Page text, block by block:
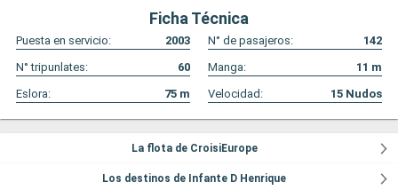
Ficha Técnica
Puesta en servicio: 2003 N° de pasajeros:
142
N° tripunlates:
60 Manga: 11 m
Eslora:
75 m Velocidad: 15 Nudos
La flota de CroisiEurope
Los destinos de Infante D Henrique